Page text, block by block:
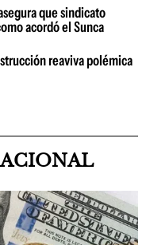
que sindicato
acordó el Sunca
reaviva polémica